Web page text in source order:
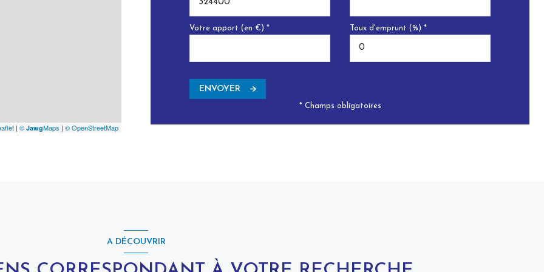
| © JawgMaps | © OpenStreetMap
Votre apport (en €) * Taux d'emprunt (%) *
ENVOYER
* Champs obligatoires
A DÉCOUVRIR